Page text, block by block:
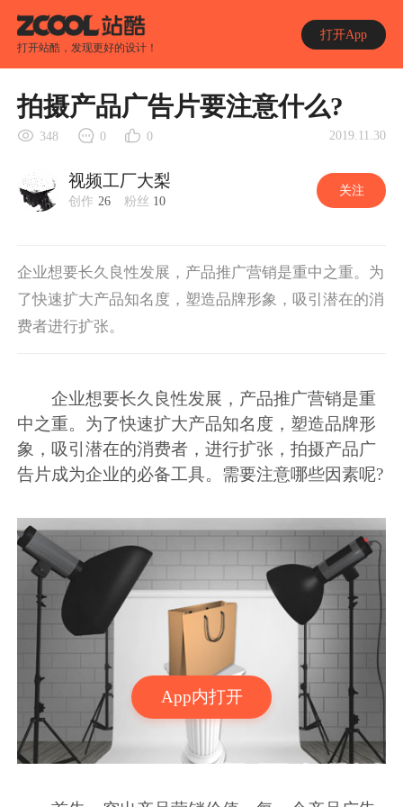
打开站酷，发现更好的设计！
打开App
App内打开
拍摄产品广告片要注意什么?
348 0 0 2019.11.30
视频工厂大梨
创作 26 粉丝 10
关注
企业想要长久良性发展，产品推广营销是重中之重。为
了快速扩大产品知名度，塑造品牌形象，吸引潜在的消
费者进行扩张。
企业想要长久良性发展，产品推广营销是重
中之重。为了快速扩大产品知名度，塑造品牌形
象，吸引潜在的消费者，进行扩张，拍摄产品广
告片成为企业的必备工具。需要注意哪些因素呢?